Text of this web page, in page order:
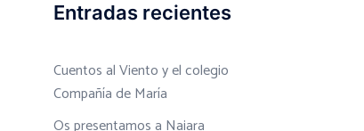
Entradas recientes
Cuentos al Viento y el colegio
Compañía de María
Os presentamos a Naiara